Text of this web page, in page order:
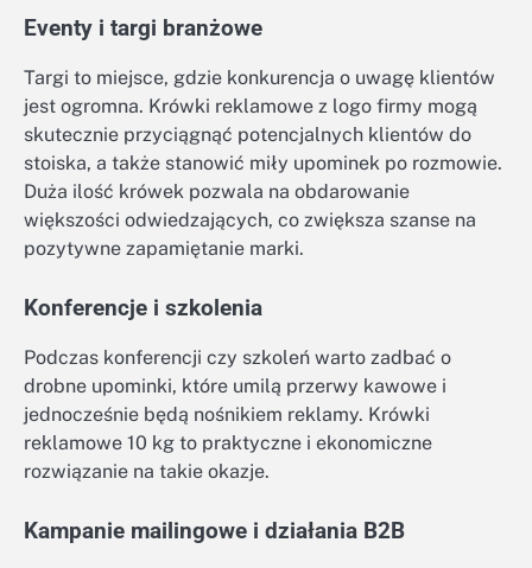
Eventy i targi branżowe
Targi to miejsce, gdzie konkurencja o uwagę klientów
jest ogromna. Krówki reklamowe z logo firmy mogą
skutecznie przyciągnąć potencjalnych klientów do
stoiska, a także stanowić miły upominek po rozmowie.
Duża ilość krówek pozwala na obdarowanie
większości odwiedzających, co zwiększa szanse na
pozytywne zapamiętanie marki.
Konferencje i szkolenia
Podczas konferencji czy szkoleń warto zadbać o
drobne upominki, które umilą przerwy kawowe i
jednocześnie będą nośnikiem reklamy. Krówki
reklamowe 10 kg to praktyczne i ekonomiczne
rozwiązanie na takie okazje.
Kampanie mailingowe i działania B2B